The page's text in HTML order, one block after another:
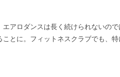
アロダンスは長く続けられないの
とに。フィットネスクラブでも、